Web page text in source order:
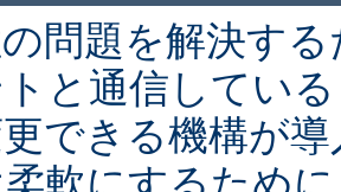
問題を解決す
と通信してい
できる機構が
軟にするため